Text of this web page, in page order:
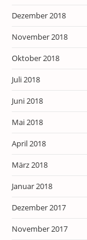
Dezember 2018
November 2018
Oktober 2018
Juli 2018
Juni 2018
Mai 2018
April 2018
März 2018
Januar 2018
Dezember 2017
November 2017